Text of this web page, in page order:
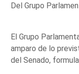
Del Grupo
El Grupo
amparo de lo
del Senado,